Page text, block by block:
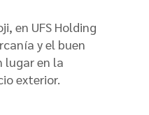
en UFS Holding
y el buen
lugar en la
exterior.